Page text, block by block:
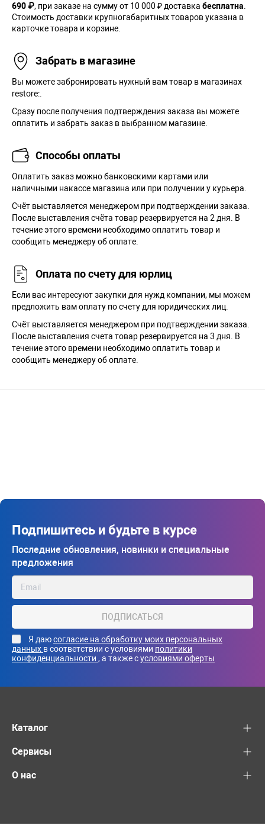
690 ₽, при заказе на сумму от 10 000 ₽ доставка бесплатна
Стоимость доставки крупногабаритных товаров указана в
карточке товара и корзине.
Забрать в магазине
Вы можете забронировать нужный вам товар в магазинах
restore:.
Сразу после получения подтверждения заказа вы можете
оплатить и забрать заказ в выбранном магазине.
Способы оплаты
Оплатить заказ можно банковскими картами или
наличными накассе магазина или при получении у курьера.
Cчёт выставляется менеджером при подтверждении заказа.
После выставления счёта товар резервируется на 2 дня. В
течение этого времени необходимо оплатить товар и
сообщить менеджеру об оплате.
Оплата по счету для юрлиц
Если вас интересуют закупки для нужд компании, мы можем
предложить вам оплату по счету для юридических лиц.
Счёт выставляется менеджером при подтверждении заказа.
После выставления счета товар резервируется на 3 дня. В
течение этого времени необходимо оплатить товар и
сообщить менеджеру об оплате.
Подпишитесь и будьте в курсе
Последние обновления, новинки и специальные
предложения
ПОДПИСАТЬСЯ
Я даюсогласие на обработку моих персональных
данных в соответствии с условиями политики
конфиденциальности , а также сусловиями оферты
Каталог
Сервисы
О нас